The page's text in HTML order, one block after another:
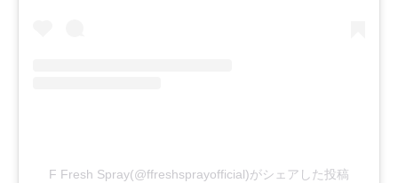
F Fresh Spray(@ffreshsprayofficial)がシェアした投稿